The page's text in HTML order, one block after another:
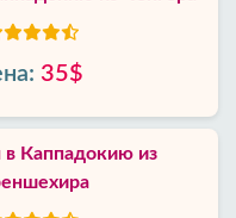
35$
в Каппадокию из